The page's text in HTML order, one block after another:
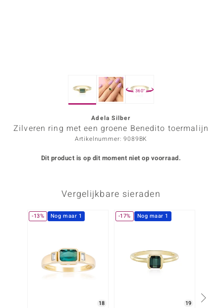
360°
Adela Silber
Zilveren ring met een groene Benedito toermalijn
Artikelnummer: 9089BK
Dit product is op dit moment niet op voorraad.
Vergelijkbare sieraden
-13% Nog maar 1
18
-17% Nog maar 1
19